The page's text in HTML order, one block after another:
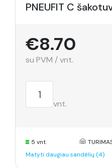
PNEUFIT C
€8.70
su PVM / vnt.
vnt.
5 vnt.
Matyti daugiau sandėlių (4)